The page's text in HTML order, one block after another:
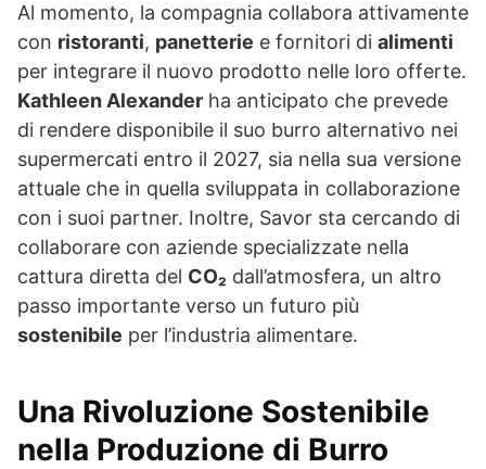
Al momento, la compagnia collabora attivamente
con ristoranti, panetterie e fornitori di alimenti
per integrare il nuovo prodotto nelle loro offerte.
Kathleen Alexander ha anticipato che prevede
di rendere disponibile il suo burro alternativo nei
supermercati entro il 2027, sia nella sua versione
attuale che in quella sviluppata in collaborazione
con i suoi partner. Inoltre, Savor sta cercando di
collaborare con aziende specializzate nella
cattura diretta del CO₂ dall’atmosfera, un altro
passo importante verso un futuro più
sostenibile per l’industria alimentare.
Una Rivoluzione Sostenibile
nella Produzione di Burro